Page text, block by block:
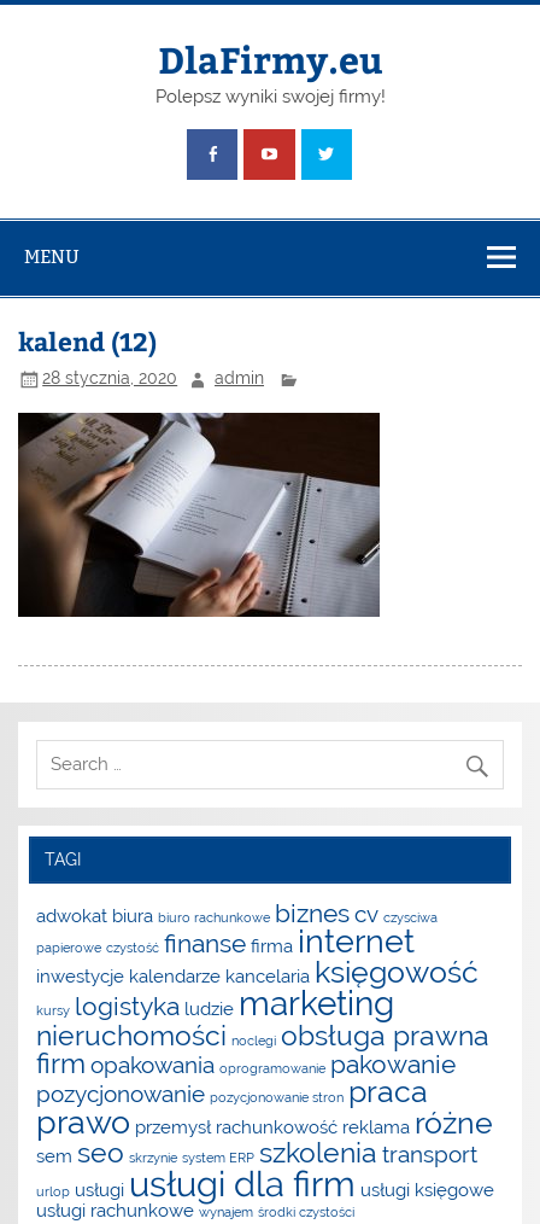
Skip
DlaFirmy.eu
Polepsz wyniki swojej firmy!
MENU
kalend (12)
28 stycznia, 2020 admin
TAGI
adwokat biura biuro rachunkowe biznescv czysciwa
papierowe czystość finanse firma internet
inwestycje kalendarze kancelaria księgowość
kursy logistyka ludzie marketing
nieruchomości noclegi obsługa prawna
firm opakowania oprogramowanie pakowanie
pozycjonowanie pozycjonowanie stron praca
prawo przemysł rachunkowość reklama różne
sem seo skrzynie system ERP szkolenia transport
urlop usługi usługi dla firm usługi księgowe
usługi rachunkowe wynajem środki czystości